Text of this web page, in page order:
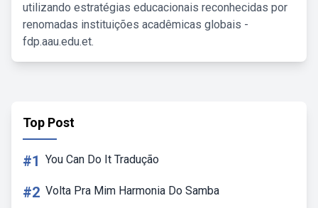
utilizando estratégias educacionais reconhecidas por
renomadas instituições acadêmicas globais -
fdp.aau.edu.et.
Top Post
#1 You Can Do It Tradução
#2 Volta Pra Mim Harmonia Do Samba